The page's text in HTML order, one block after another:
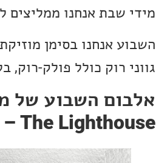
מידי שבת אנחנו ממליצים
השבוע אנחנו בסימן
גווני רוק כולל פולק-רוק,
אלבום השבוע של
The Lighthouse